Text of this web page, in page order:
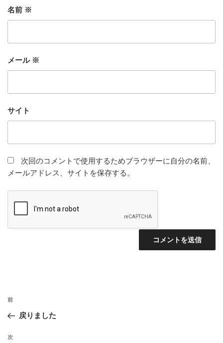
名前 ※
メール ※
サイト
次回のコメントで使用するためブラウザーに自分の名前、
メールアドレス、サイトを保存する。
投
ナ
ビ
前
の
稿
前
戻りました
次
次